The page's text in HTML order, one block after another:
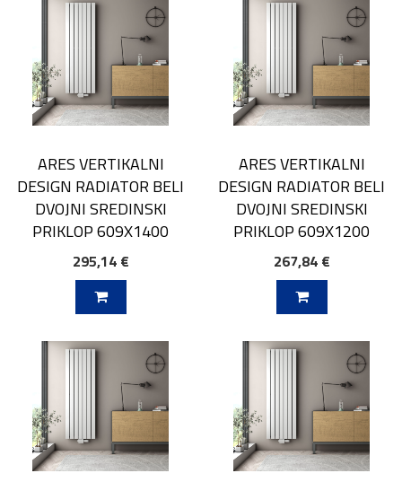
ARES VERTIKALNI
DESIGN RADIATOR BELI
DVOJNI SREDINSKI
PRIKLOP 609X1400
295,14 €
ARES VERTIKALNI
DESIGN RADIATOR BELI
DVOJNI SREDINSKI
PRIKLOP 609X1200
267,84 €